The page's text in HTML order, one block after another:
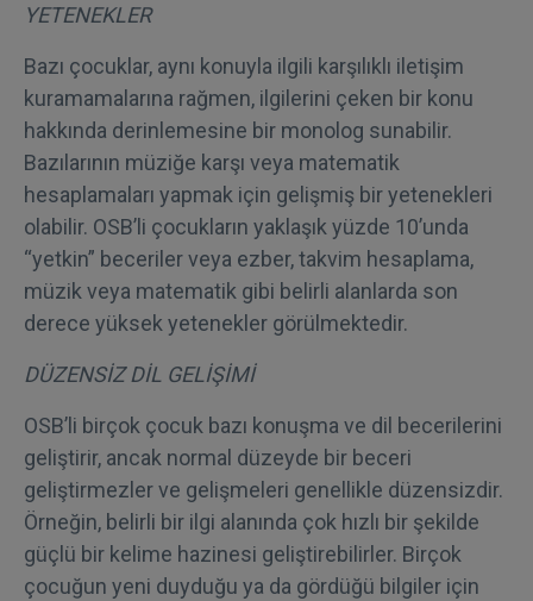
YETENEKLER
Bazı çocuklar, aynı konuyla ilgili karşılıklı iletişim
kuramamalarına rağmen, ilgilerini çeken bir konu
hakkında derinlemesine bir monolog sunabilir.
Bazılarının müziğe karşı veya matematik
hesaplamaları yapmak için gelişmiş bir yetenekleri
olabilir. OSB’li çocukların yaklaşık yüzde 10’unda
“yetkin” beceriler veya ezber, takvim hesaplama,
müzik veya matematik gibi belirli alanlarda son
derece yüksek yetenekler görülmektedir.
DÜZENSİZ DİL GELİŞİMİ
OSB’li birçok çocuk bazı konuşma ve dil becerilerini
geliştirir, ancak normal düzeyde bir beceri
geliştirmezler ve gelişmeleri genellikle düzensizdir.
Örneğin, belirli bir ilgi alanında çok hızlı bir şekilde
güçlü bir kelime hazinesi geliştirebilirler. Birçok
çocuğun yeni duyduğu ya da gördüğü bilgiler için